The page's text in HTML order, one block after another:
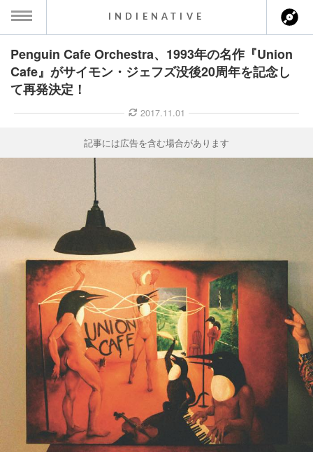
MENU
ス一覧
ト情報
カマー
ション
クト
Facebook
INDIENATIVE
Penguin Cafe Orchestra、1993年の名作『Union
Cafe』がサイモン・ジェフズ没後20周年を記念し
て再発決定！
2017.11.01
記事には広告を含む場合があります